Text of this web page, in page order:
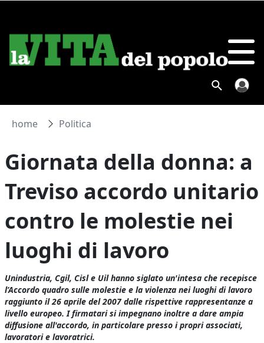
home Politica
Giornata della donna: a
Treviso accordo unitario
contro le molestie nei
luoghi di lavoro
Unindustria, Cgil, Cisl e Uil hanno siglato un'intesa che recepisce
l’Accordo quadro sulle molestie e la violenza nei luoghi di lavoro
raggiunto il 26 aprile del 2007 dalle rispettive rappresentanze a
livello europeo. I firmatari si impegnano inoltre a dare ampia
diffusione all'accordo, in particolare presso i propri associati,
lavoratori e lavoratrici.